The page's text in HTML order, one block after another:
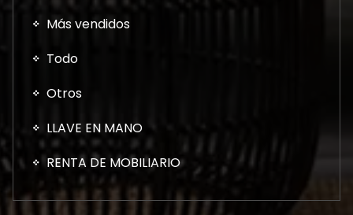
Más vendidos
Todo
Otros
LLAVE EN MANO
RENTA DE MOBILIARIO